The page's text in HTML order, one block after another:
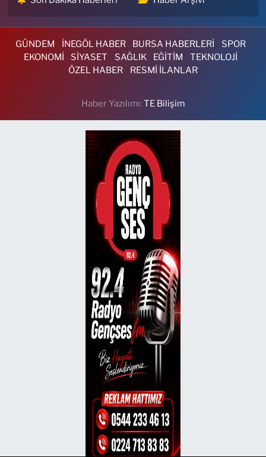
GÜNDEM İNEGÖL HABER BURSA HABERLERİ
SPOR
EKONOMİ
SİYASET SAĞLIK EĞİTİM
TEKNOLOJİ
ÖZEL HABER
RESMİ İLANLAR
Haber Yazılımı:TE Bilişim